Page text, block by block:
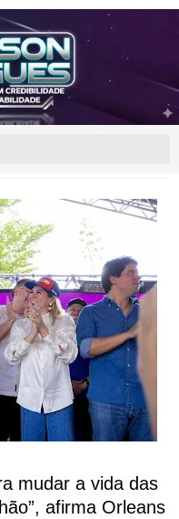
mudar a vida das
afirma Orleans